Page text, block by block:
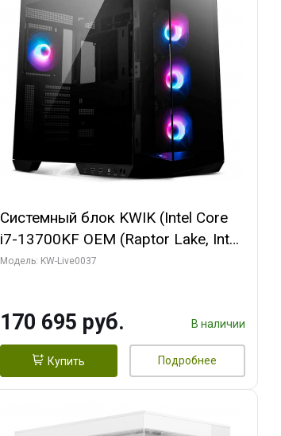
Системный блок KWIK (Intel Core
i7-13700KF OEM (Raptor Lake, Intel
7, C16 8EC/8PC/ 32 ГБ ОЗУ (2
HDMI/ 1 ТБ SSD)
Модель: KW-Live0037
170 695 руб. В наличии
Купить Подробнее